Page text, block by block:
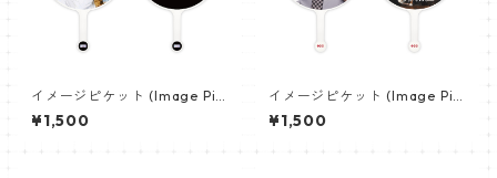
イメージピケット (Image Pic
ket) うちわ - 防弾少年団 (BTS
_01)
¥1,500
イメージピケット (Image Pic
ket) うちわ - ヴィ (V_21)
¥1,500